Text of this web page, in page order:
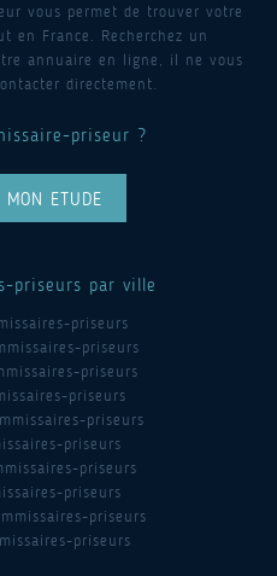
vous permet de trouver votre
en France. Recherchez un
annuaire en ligne, il ne vous
directement.
priseur ?
MON ETUDE
priseurs par ville
priseurs
priseurs
priseurs
priseurs
priseurs
priseurs
priseurs
priseurs
priseurs
priseurs